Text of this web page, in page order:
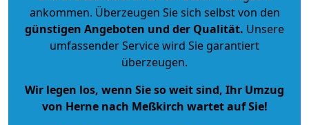
ankommen. Überzeugen Sie sich selbst von den
günstigen Angeboten und der Qualität. Unsere
umfassender Service wird Sie garantiert
überzeugen.
Wir legen los, wenn Sie so weit sind, Ihr Umzug
von Herne nach Meßkirch wartet auf Sie!